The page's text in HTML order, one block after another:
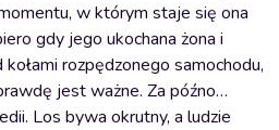
w którym staje się ona
gdy jego ukochana żona i
rozpędzonego samochodu,
jest ważne. Za późno…
Los bywa okrutny, a ludzie